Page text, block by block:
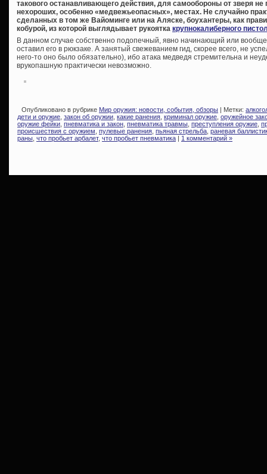
такового останавливающего действия, для самообороны от зверя не
нехороших, особенно «медвежьеопасных», местах. Не случайно
сделанных в том же Вайоминге или на Аляске, боухантеры, как
кобурой, из которой выглядывает рукоятка крупнокалиберного
В данном случае собственно подопечный, явно начинающий или
оставил его в рюкзаке. А занятый свежеванием гид, скорее всего, не
него-то оно было обязательно), ибо атака медведя стремительна и
врукопашную практически невозможно.
Опубликовано в рубрике Мир оружия: новости, события, обзоры | Метки:
дети и оружие закон об оружии какие ранения криминал оружие оружейное
оружие фейки пневматика и закон пневматика травмы преступления оружие
происшествия с оружием пулевые ранения пьяная стрельба раневая
раны что пробьет арбалет, что пробьет пневматика | 1 комментарий »